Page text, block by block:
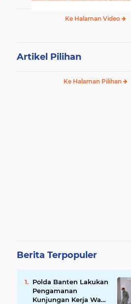
Ke Halaman Video
Artikel Pilihan
Ke Halaman Pilihan
Berita Terpopuler
Polda Banten Lakukan
Pengamanan
Kunjungan Kerja Wakil